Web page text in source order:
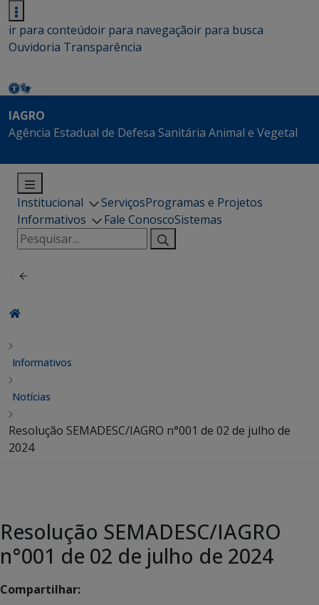
ir para conteúdoir para navegaçãoir para busca
Ouvidoria Transparência
IAGRO
Agência Estadual de Defesa Sanitária Animal e Vegetal
Institucional ServiçosProgramas e Projetos
Informativos
Fale ConoscoSistemas
Pesquisar
por:
Informativos
Notícias
Resolução SEMADESC/IAGRO n°001 de 02 de julho de
2024
Resolução SEMADESC/IAGRO
n°001 de 02 de julho de 2024
Compartilhar: